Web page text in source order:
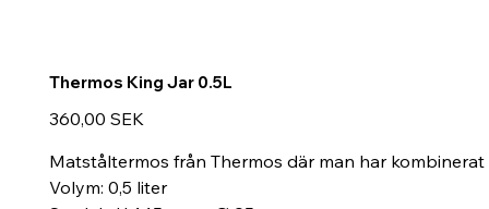
Thermos King Jar 0.5L
Prix
360,00 SEK
Matståltermos från Thermos där man har
Volym: 0,5 liter